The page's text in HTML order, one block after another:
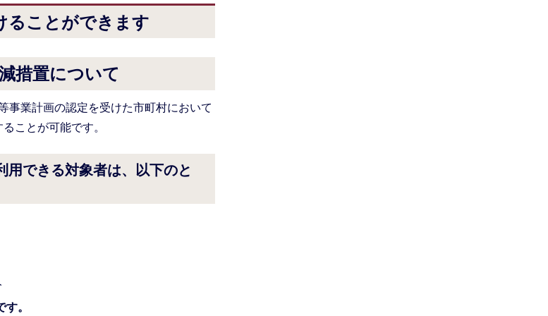
ることができます
措置について
事業計画の認定を受けた市町村において
ことが可能です。
用できる対象者は、以下のと
。